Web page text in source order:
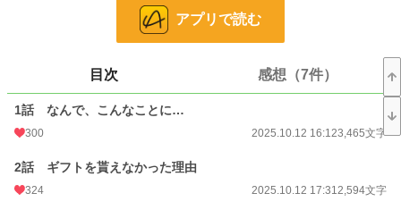
転落中、彼女は前世日本人-七瀬彩奈で、12歳で水難事故に巻き込まれ死んでし
まったことを思い出し、現世13歳までの記憶が走馬灯として駆け巡りながら、
そんな窮地のところをランクS冒険者ベイツに助けられると、神様からギフト
《異世界交流》とスキル《アニマルセラピー》を貰っていることに気づかされ、
そこから神鳥ルウリと知り合い、日本の家族とも交流できたことで、人生の転機
を迎えることとなる。
人は、娯楽で癒されます。
アプリで読む
目次 感想（7件）
1話 なんで、こんなことに…
300 2025.10.12 16:123,465文字
2話 ギフトを貰えなかった理由
324 2025.10.12 17:312,594文字